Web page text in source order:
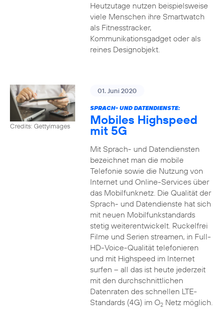
Heutzutage nutzen beispielsweise
viele Menschen ihre Smartwatch
als Fitnesstracker,
Kommunikationsgadget oder als
reines Designobjekt.
Credits: Gettyimages
01. Juni 2020
SPRACH- UND DATENDIENSTE:
Mobiles Highspeed
mit 5G
Mit Sprach- und Datendiensten
bezeichnet man die mobile
Telefonie sowie die Nutzung von
Internet und Online-Services über
das Mobilfunknetz. Die Qualität der
Sprach- und Datendienste hat sich
mit neuen Mobilfunkstandards
stetig weiterentwickelt. Ruckelfrei
Filme und Serien streamen, in Full-
HD-Voice-Qualität telefonieren
und mit Highspeed im Internet
surfen – all das ist heute jederzeit
mit den durchschnittlichen
Datenraten des schnellen LTE-
Standards (4G) im O2Netz möglich.